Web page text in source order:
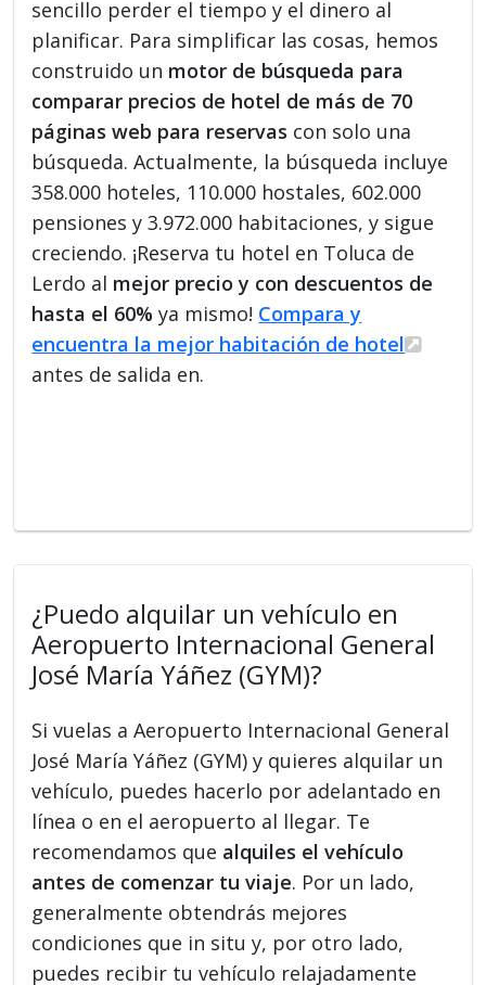
sencillo perder el tiempo y el dinero al
planificar. Para simplificar las cosas, hemos
construido un motor de búsqueda para
comparar precios de hotel de más de 70
páginas web para reservas con solo una
búsqueda. Actualmente, la búsqueda incluye
358.000 hoteles, 110.000 hostales, 602.000
pensiones y 3.972.000 habitaciones, y sigue
creciendo. ¡Reserva tu hotel en Toluca de
Lerdo al mejor precio y con descuentos de
hasta el 60% ya mismo! Compara y
encuentra la mejor habitación de hotel
antes de salida en.
¿Puedo alquilar un vehículo en
Aeropuerto Internacional General
José María Yáñez (GYM)?
Si vuelas a Aeropuerto Internacional General
José María Yáñez (GYM) y quieres alquilar un
vehículo, puedes hacerlo por adelantado en
línea o en el aeropuerto al llegar. Te
recomendamos que alquiles el vehículo
antes de comenzar tu viaje. Por un lado,
generalmente obtendrás mejores
condiciones que in situ y, por otro lado,
puedes recibir tu vehículo relajadamente